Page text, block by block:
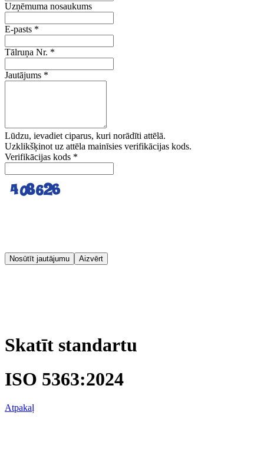
Uzņēmuma nosaukums
E-pasts *
Tālruņa Nr. *
Jautājums *
Lūdzu, ievadiet ciparus, kuri norādīti attēlā.
Uzklikšķinot uz attēla mainīsies verifikācijas kods.
Verifikācijas kods *
Nosūtīt jautājumu Aizvērt
Skatīt standartu
ISO 5363:2024
Atpakaļ